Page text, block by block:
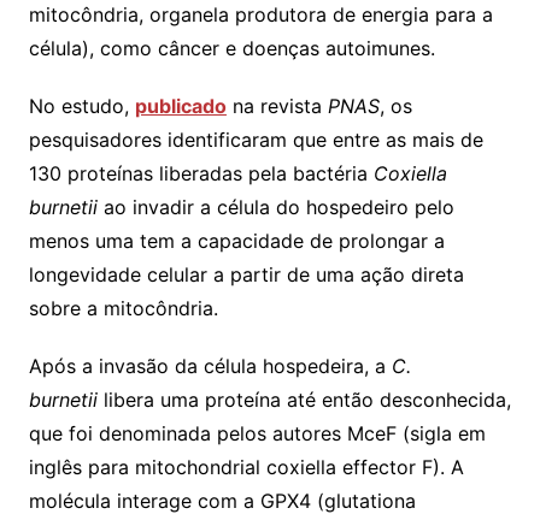
mitocôndria, organela produtora de energia para a
célula), como câncer e doenças autoimunes.
No estudo, publicadona revista PNAS, os
pesquisadores identificaram que entre as mais de
130 proteínas liberadas pela bactéria Coxiella
burnetiiao invadir a célula do hospedeiro pelo
menos uma tem a capacidade de prolongar a
longevidade celular a partir de uma ação direta
sobre a mitocôndria.
Após a invasão da célula hospedeira, a C.
burnetiilibera uma proteína até então desconhecida,
que foi denominada pelos autores MceF (sigla em
inglês para mitochondrial coxiella effector F). A
molécula interage com a GPX4 (glutationa